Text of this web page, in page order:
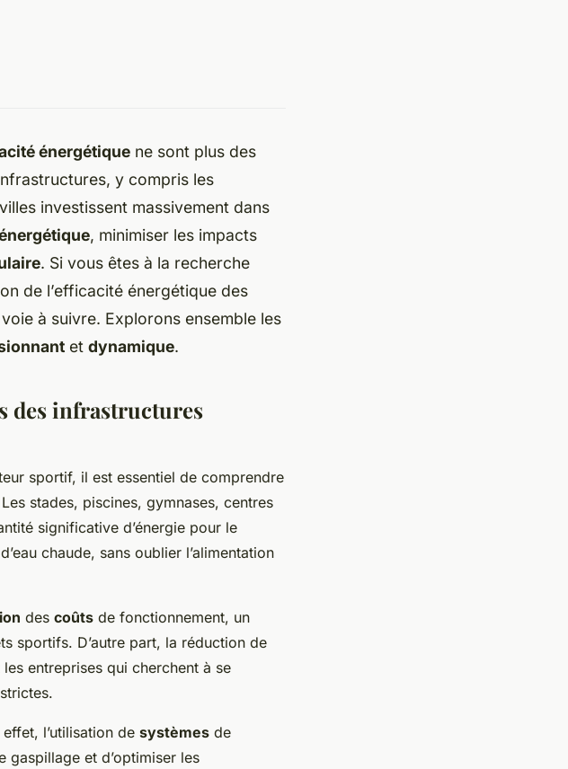
énergétique ne sont plus des
y compris les
investissent massivement dans
, minimiser les impacts
. Si vous êtes à la recherche
de l’efficacité énergétique des
à suivre. Explorons ensemble les
et dynamique.
des infrastructures
sportif, il est essentiel de comprendre
stades, piscines, gymnases, centres
significative d’énergie pour le
d’eau chaude, sans oublier l’alimentation
des coûts de fonctionnement, un
sportifs. D’autre part, la réduction de
entreprises qui cherchent à se
l’utilisation de systèmes de
gaspillage et d’optimiser les